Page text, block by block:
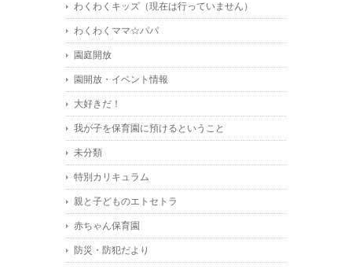
わくわくキッズ（現在は行っていません）
わくわくママ☆パパ
園庭開放
園開放・イベント情報
大好きだ！
我が子を保育園に預けるということ
未分類
特別カリキュラム
親と子どものエトセトラ
赤ちゃん保育園
防災・防犯だより